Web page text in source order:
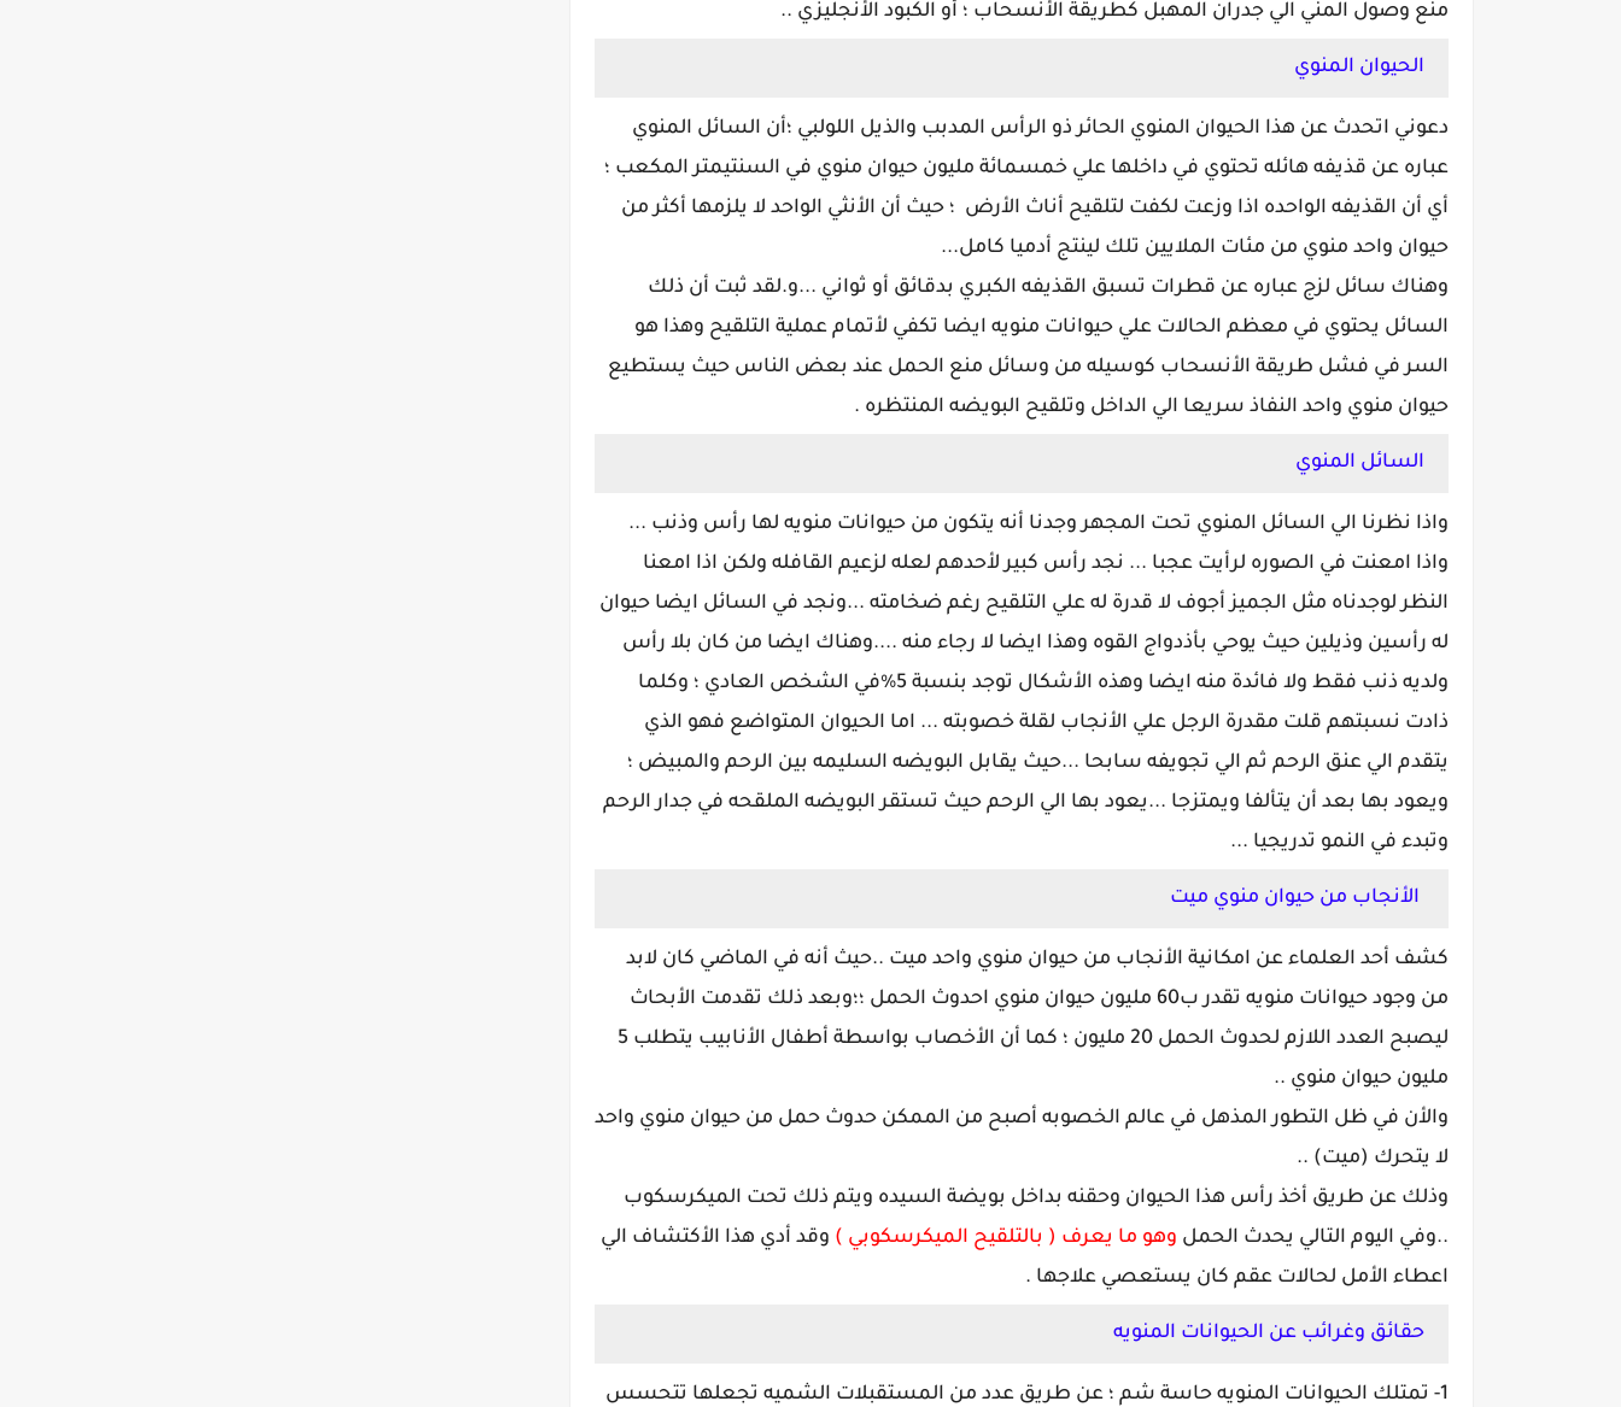
منع وصول المني الي جدران المهبل كطريقة الأنسحاب ؛ أو الكبود الأنجليزي ..
الحيوان المنوي
دعوني اتحدث عن هذا الحيوان المنوي الحائر ذو الرأس المدبب والذيل اللولبي ؛أن السائل المنوي
عباره عن قذيفه هائله تحتوي في داخلها علي خمسمائة مليون حيوان منوي في السنتيمتر المكعب ؛
أي أن القذيفه الواحده اذا وزعت لكفت لتلقيح أناث الأرض ؛ حيث أن الأنثي الواحد لا يلزمها أكثر من
حيوان واحد منوي من مئات الملايين تلك لينتج أدميا كامل...
وهناك سائل لزج عباره عن قطرات تسبق القذيفه الكبري بدقائق أو ثواني ...و.لقد ثبت أن ذلك
السائل يحتوي في معظم الحالات علي حيوانات منويه ايضا تكفي لأتمام عملية التلقيح وهذا هو
السر في فشل طريقة الأنسحاب كوسيله من وسائل منع الحمل عند بعض الناس حيث يستطيع
حيوان منوي واحد النفاذ سريعا الي الداخل وتلقيح البويضه المنتظره .
السائل المنوي
واذا نظرنا الي السائل المنوي تحت المجهر وجدنا أنه يتكون من حيوانات منويه لها رأس وذنب ...
واذا امعنت في الصوره لرأيت عجبا ... نجد رأس كبير لأحدهم لعله لزعيم القافله ولكن اذا امعنا
النظر لوجدناه مثل الجميز أجوف لا قدرة له علي التلقيح رغم ضخامته ...ونجد في السائل ايضا حيوان
له رأسين وذيلين حيث يوحي بأذدواج القوه وهذا ايضا لا رجاء منه ....وهناك ايضا من كان بلا رأس
ولديه ذنب فقط ولا فائدة منه ايضا وهذه الأشكال توجد بنسبة 5%في الشخص العادي ؛ وكلما
ذادت نسبتهم قلت مقدرة الرجل علي الأنجاب لقلة خصوبته ... اما الحيوان المتواضع فهو الذي
يتقدم الي عنق الرحم ثم الي تجويفه سابحا ...حيث يقابل البويضه السليمه بين الرحم والمبيض ؛
ويعود بها بعد أن يتألفا ويمتزجا ...يعود بها الي الرحم حيث تستقر البويضه الملقحه في جدار الرحم
وتبدء في النمو تدريجيا ...
الأنجاب من حيوان منوي ميت
كشف أحد العلماء عن امكانية الأنجاب من حيوان منوي واحد ميت ..حيث أنه في الماضي كان لابد
من وجود حيوانات منويه تقدر ب60 مليون حيوان منوي احدوث الحمل ؛؛وبعد ذلك تقدمت الأبحاث
ليصبح العدد اللازم لحدوث الحمل 20 مليون ؛ كما أن الأخصاب بواسطة أطفال الأنابيب يتطلب 5
مليون حيوان منوي ..
والأن في ظل التطور المذهل في عالم الخصوبه أصبح من الممكن حدوث حمل من حيوان منوي واحد
لا يتحرك (ميت) ..
وذلك عن طريق أخذ رأس هذا الحيوان وحقنه بداخل بويضة السيده ويتم ذلك تحت الميكرسكوب
..وفي اليوم التالي يحدث الحمل وهو ما يعرف ( بالتلقيح الميكرسكوبي ) وقد أدي هذا الأكتشاف الي
اعطاء الأمل لحالات عقم كان يستعصي علاجها .
حقائق وغرائب عن الحيوانات المنويه
1- تمتلك الحيوانات المنويه حاسة شم ؛ عن طريق عدد من المستقبلات الشميه تجعلها تتحسس